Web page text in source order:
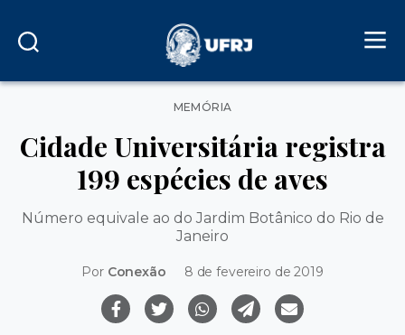
Categorias
MEMÓRIA
Cidade Universitária registra
199 espécies de aves
Número equivale ao do Jardim Botânico do Rio de
Janeiro
Por Conexão 8 de fevereiro de 2019